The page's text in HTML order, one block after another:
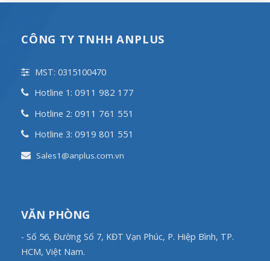
CÔNG TY TNHH ANPLUS
MST: 0315100470
Hotline 1: 0911 982 177
Hotline 2: 0911 761 551
Hotline 3: 0919 801 551
Sales1@anplus.com.vn
VĂN PHÒNG
- Số 56, Đường Số 7, KĐT Vạn Phúc, P. Hiệp Bình, TP.
HCM, Việt Nam.